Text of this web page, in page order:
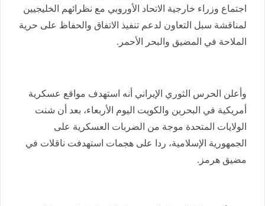
اجتماع وزراء خارجية الاتحاد الأوروبي مع نظرائهم الخليجيين
لمناقشة سبل التعاون لدعم تنفيذ الاتفاق والحفاظ على حرية
الملاحة في المضيق والبحر الأحمر.
وأعلن الحرس الثوري الإيراني أنه استهدف مواقع عسكرية
أمريكية في البحرين والكويت اليوم الأربعاء، بعد أن شنت
الولايات المتحدة موجة من الضربات العسكرية على
الجمهورية الإسلامية، ردا على هجمات استهدفت ناقلات في
مضيق هرمز.